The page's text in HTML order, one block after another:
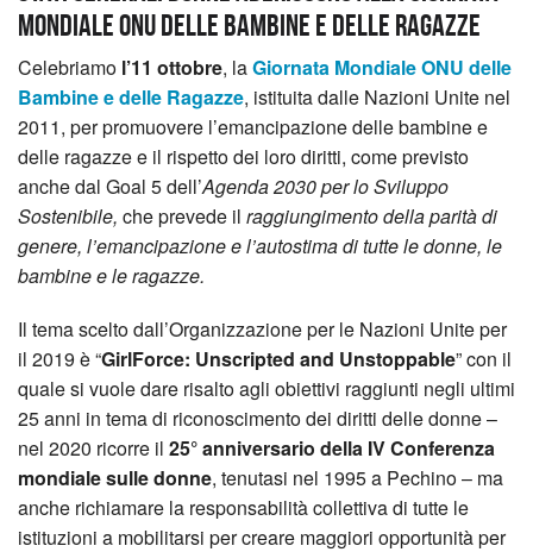
Mondiale Onu delle bambine e delle ragazze
Celebriamo l’11 ottobre, laGiornata Mondiale ONU delle
Bambine e delle Ragazze, istituita dalle Nazioni Unite nel
2011, per promuovere l’emancipazione delle bambine e
delle ragazze e il rispetto dei loro diritti, come previsto
anche dal Goal 5 dell’Agenda 2030 per lo Sviluppo
Sostenibile, che prevede il raggiungimento della parità di
genere, l’emancipazione e l’autostima di tutte le donne, le
bambine e le ragazze.
Il tema scelto dall’Organizzazione per le Nazioni Unite per
il 2019 è “GirlForce: Unscripted and Unstoppable” con il
quale si vuole dare risalto agli obiettivi raggiunti negli ultimi
25 anni in tema di riconoscimento dei diritti delle donne –
nel 2020 ricorre il 25° anniversario della IV Conferenza
mondiale sulle donne, tenutasi nel 1995 a Pechino – ma
anche richiamare la responsabilità collettiva di tutte le
istituzioni a mobilitarsi per creare maggiori opportunità per